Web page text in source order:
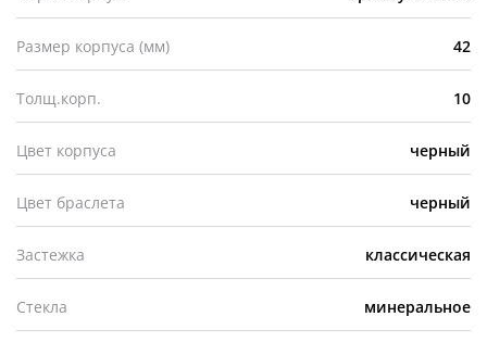
Размер корпуса (мм) 42
Толщ.корп. 10
Цвет корпуса черный
Цвет браслета черный
Застежка классическая
Стекла минеральное